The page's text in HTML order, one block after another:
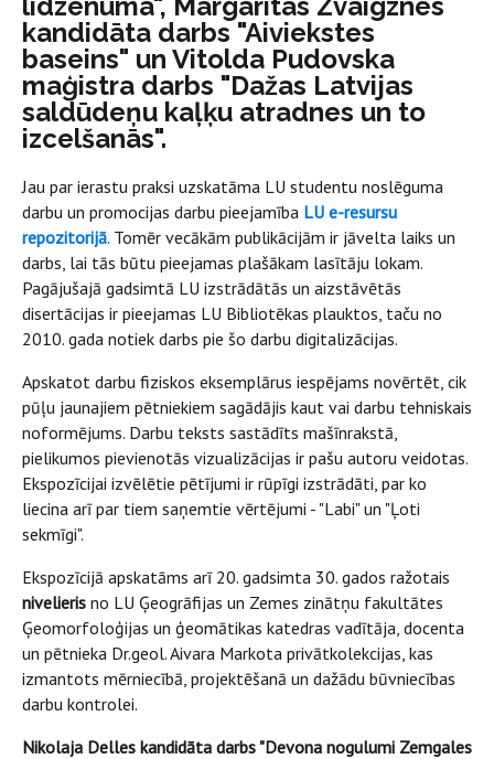
kandidāta darbs "Aiviekstes
baseins" un Vitolda Pudovska
maģistra darbs "Dažas Latvijas
saldūdeņu kaļķu atradnes un to
izcelšanās".
Jau par ierastu praksi uzskatāma LU studentu noslēguma
darbu un promocijas darbu pieejamība LU e-resursu
repozitorijā. Tomēr vecākām publikācijām ir jāvelta laiks un
darbs, lai tās būtu pieejamas plašākam lasītāju lokam.
Pagājušajā gadsimtā LU izstrādātās un aizstāvētās
disertācijas ir pieejamas LU Bibliotēkas plauktos, taču no
2010. gada notiek darbs pie šo darbu digitalizācijas.
Apskatot darbu fiziskos eksemplārus iespējams novērtēt, cik
pūļu jaunajiem pētniekiem sagādājis kaut vai darbu tehniskais
noformējums. Darbu teksts sastādīts mašīnrakstā,
pielikumos pievienotās vizualizācijas ir pašu autoru veidotas.
Ekspozīcijai izvēlētie pētījumi ir rūpīgi izstrādāti, par ko
liecina arī par tiem saņemtie vērtējumi - "Labi" un "Ļoti
sekmīgi".
Ekspozīcijā apskatāms arī 20. gadsimta 30. gados ražotais
nivelieris no LU Ģeogrāfijas un Zemes zinātņu fakultātes
Ģeomorfoloģijas un ģeomātikas katedras vadītāja, docenta
un pētnieka Dr.geol. Aivara Markota privātkolekcijas, kas
izmantots mērniecībā, projektēšanā un dažādu būvniecības
darbu kontrolei.
Nikolaja Delles kandidāta darbs "Devona nogulumi Zemgales